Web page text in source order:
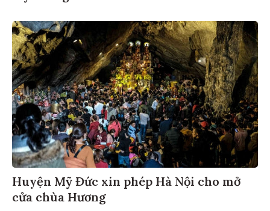
Huyện Mỹ Đức xin phép Hà Nội cho mở
cửa chùa Hương